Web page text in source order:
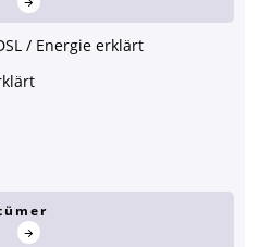
/ Energie erklärt